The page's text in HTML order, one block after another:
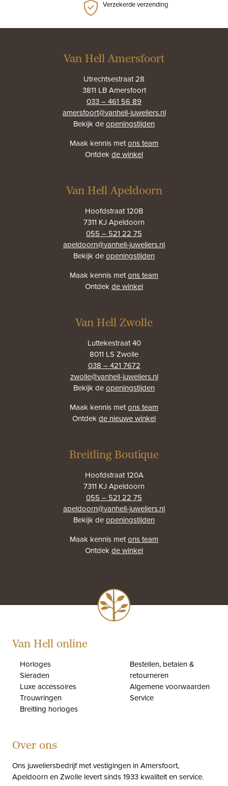
Verzekerde verzending
Van Hell Amersfoort
Utrechtsestraat 28
3811 LB Amersfoort
033 – 461 56 89
amersfoort@vanhell-juweliers.nl
Bekijk deopeningstijden
Maak kennis metons team
Ontdekde winkel
Van Hell Apeldoorn
Hoofdstraat 120B
7311 KJ Apeldoorn
055 – 521 22 75
apeldoorn@vanhell-juweliers.nl
Bekijk deopeningstijden
Maak kennis metons team
Ontdekde winkel
Van Hell Zwolle
Luttekestraat 40
8011 LS Zwolle
038 – 421 7672
zwolle@vanhell-juweliers.nl
Bekijk deopeningstijden
Maak kennis metons team
Ontdekde nieuwe winkel
Breitling Boutique
Hoofdstraat 120A
7311 KJ Apeldoorn
055 – 521 22 75
apeldoorn@vanhell-juweliers.nl
Bekijk deopeningstijden
Maak kennis metons team
Ontdekde winkel
Van Hell online
Horloges
Sieraden
Luxe accessoires
Trouwringen
Breitling horloges
Bestellen, betalen &
retourneren
Algemene voorwaarden
Service
Over ons
Ons juweliersbedrijf met vestigingen in Amersfoort,
Apeldoorn en Zwolle levert sinds 1933 kwaliteit en service.